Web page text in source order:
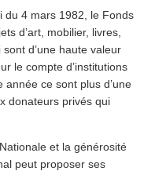
du 4 mars 1982, le Fonds
d’art, mobilier, livres,
d’une haute valeur
le compte d’in­sti­tu­tions
ce sont plus d’une
donateurs privés qui
et la générosité
peut proposer ses